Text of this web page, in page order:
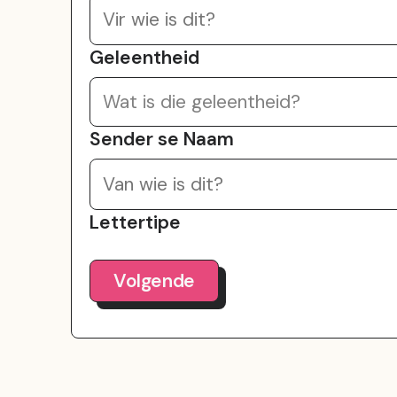
Geleentheid
Wat is die geleentheid?
Sender se Naam
Lettertipe
Volgende